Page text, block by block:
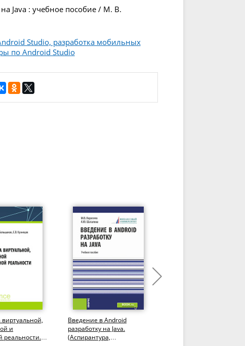
Java : учебное пособие / М. В.
Studio, разработка мобильных
по Android Studio
виртуальной,
и
Введение в Android
разработку на Java.
(Аспирантура,